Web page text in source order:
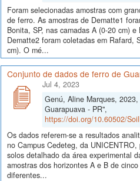
Foram selecionadas amostras com
de ferro. As amostras de Dematte1
Bonita, SP, nas camadas A (0-20 cm)
Dematte2 foram coletadas em Rafard,
cm). O mé...
Conjunto de dados de ferro de
Jul 4, 2023
Genú, Aline Marques,
Guarapuava - PR",
https://doi.org/10.60502/
Os dados referem-se a resultados
no Campus Cedeteg, da
solos detalhado da área experimental
amostras dos horizontes A e B de
diferentes...